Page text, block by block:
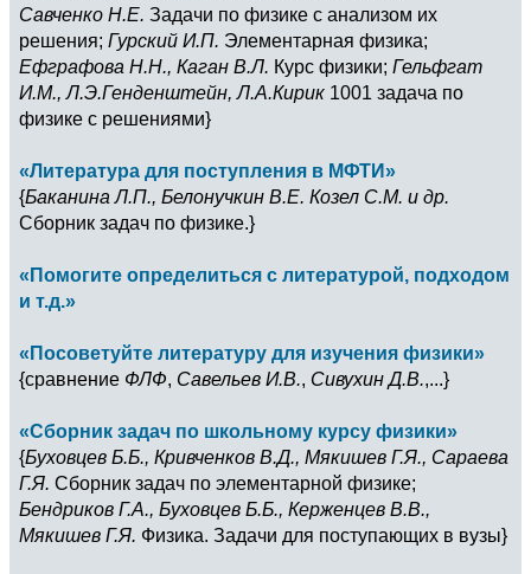
Савченко Н.Е. Задачи по физике с анализом их
решения; Гурский И.П. Элементарная физика;
Ефграфова Н.Н., Каган В.Л. Курс физики; Гельфгат
И.М., Л.Э.Генденштейн, Л.А.Кирик 1001 задача по
физике с решениями}
«Литература для поступления в МФТИ»
{Баканина Л.П., Белонучкин В.Е. Козел С.М. и др.
Сборник задач по физике.}
«Помогите определиться с литературой, подходом
и т.д.»
«Посоветуйте литературу для изучения физики»
{сравнение ФЛФ, Савельев И.В., Сивухин Д.В.,...}
«Cборник задач по школьному курсу физики»
{Буховцев Б.Б., Кривченков В.Д., Мякишев Г.Я., Сараева
Г.Я. Сборник задач по элементарной физике;
Бендриков Г.А., Буховцев Б.Б., Керженцев В.В.,
Мякишев Г.Я. Физика. Задачи для поступающих в вузы}